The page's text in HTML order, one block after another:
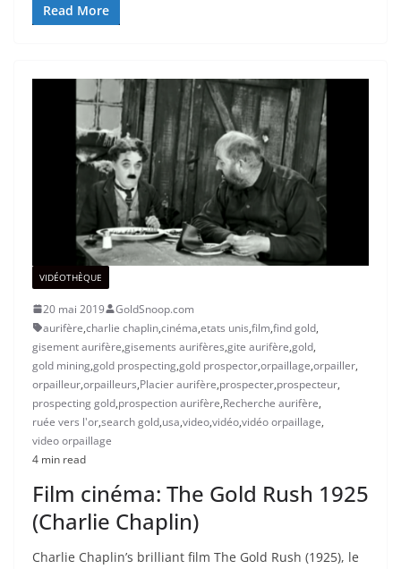
Read More
VIDÉOTHÈQUE
20 mai 2019
GoldSnoop.com
aurifère,charlie chaplin,cinéma,etats unis,film,find gold,
gisement aurifère,gisements aurifères,gite aurifère,gold,
gold mining,gold prospecting,gold prospector,orpaillage,orpailler,
orpailleur,orpailleurs,Placier aurifère,prospecter,prospecteur,
prospecting gold,prospection aurifère,Recherche aurifère,
ruée vers l'or,search gold,usa,video,vidéo,vidéo orpaillage,
video orpaillage
4 min read
Film cinéma: The Gold Rush 1925
(Charlie Chaplin)
Charlie Chaplin’s brilliant film The Gold Rush (1925), le